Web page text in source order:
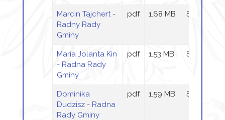
Marcin Tajchert -
Radny Rady
Gminy
pdf 1.68 MB Sandra
Maria Jolanta Kin
- Radna Rady
Gminy
pdf 1.53 MB Sandra
Dominika
Dudzisz - Radna
Rady Gminy
pdf 1.59 MB Sandra